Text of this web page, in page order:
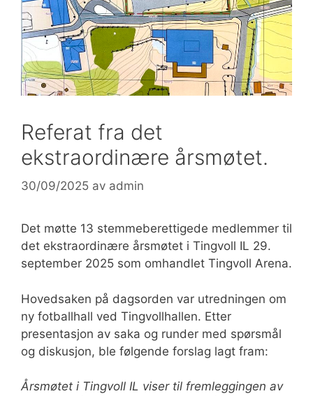
Referat fra det
ekstraordinære årsmøtet.
30/09/2025 av admin
Det møtte 13 stemmeberettigede medlemmer til
det ekstraordinære årsmøtet i Tingvoll IL 29.
september 2025 som omhandlet Tingvoll Arena.
Hovedsaken på dagsorden var utredningen om
ny fotballhall ved Tingvollhallen. Etter
presentasjon av saka og runder med spørsmål
og diskusjon, ble følgende forslag lagt fram:
Årsmøtet i Tingvoll IL viser til fremleggingen av